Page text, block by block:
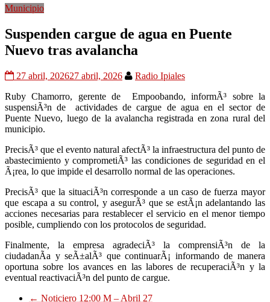
Municipio
Suspenden cargue de agua en Puente
Nuevo tras avalancha
27 abril, 202627 abril, 2026
Radio Ipiales
Ruby Chamorro, gerente de Empoobando, informÃ³ sobre la
suspensiÃ³n de actividades de cargue de agua en el sector de
Puente Nuevo, luego de la avalancha registrada en zona rural del
municipio.
PrecisÃ³ que el evento natural afectÃ³ la infraestructura del punto de
abastecimiento y comprometiÃ³ las condiciones de seguridad en el
Ã¡rea, lo que impide el desarrollo normal de las operaciones.
PrecisÃ³ que la situaciÃ³n corresponde a un caso de fuerza mayor
que escapa a su control, y asegurÃ³ que se estÃ¡n adelantando las
acciones necesarias para restablecer el servicio en el menor tiempo
posible, cumpliendo con los protocolos de seguridad.
Finalmente, la empresa agradeciÃ³ la comprensiÃ³n de la
ciudadanÃ­a y seÃ±alÃ³ que continuarÃ¡ informando de manera
oportuna sobre los avances en las labores de recuperaciÃ³n y la
eventual reactivaciÃ³n del punto de cargue.
← Noticiero 12:00 M – Abril 27